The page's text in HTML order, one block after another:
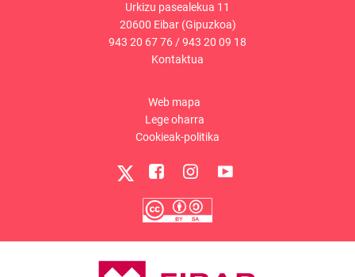
Urkizu pasealekua 11
20600 Eibar (Gipuzkoa)
943 20 67 76/943 20 09 18
Kontaktua
Web mapa
Lege oharra
Cookieak-politika